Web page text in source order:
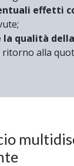
effetti
la qualità
ritorno alla